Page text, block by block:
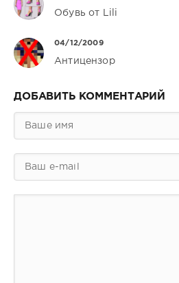
Обувь от Lili
04/12/2009
Антицензор
ДОБАВИТЬ КОММЕНТАРИЙ